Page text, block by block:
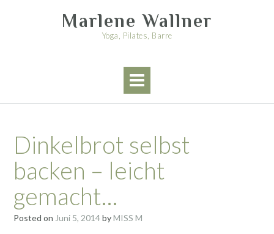
Marlene Wallner
Yoga, Pilates, Barre
Dinkelbrot selbst
backen – leicht
gemacht…
Posted on Juni 5, 2014byMISS M